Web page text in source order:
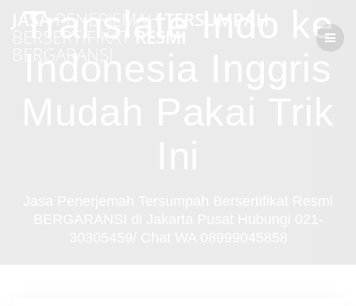
Translate Indo ke